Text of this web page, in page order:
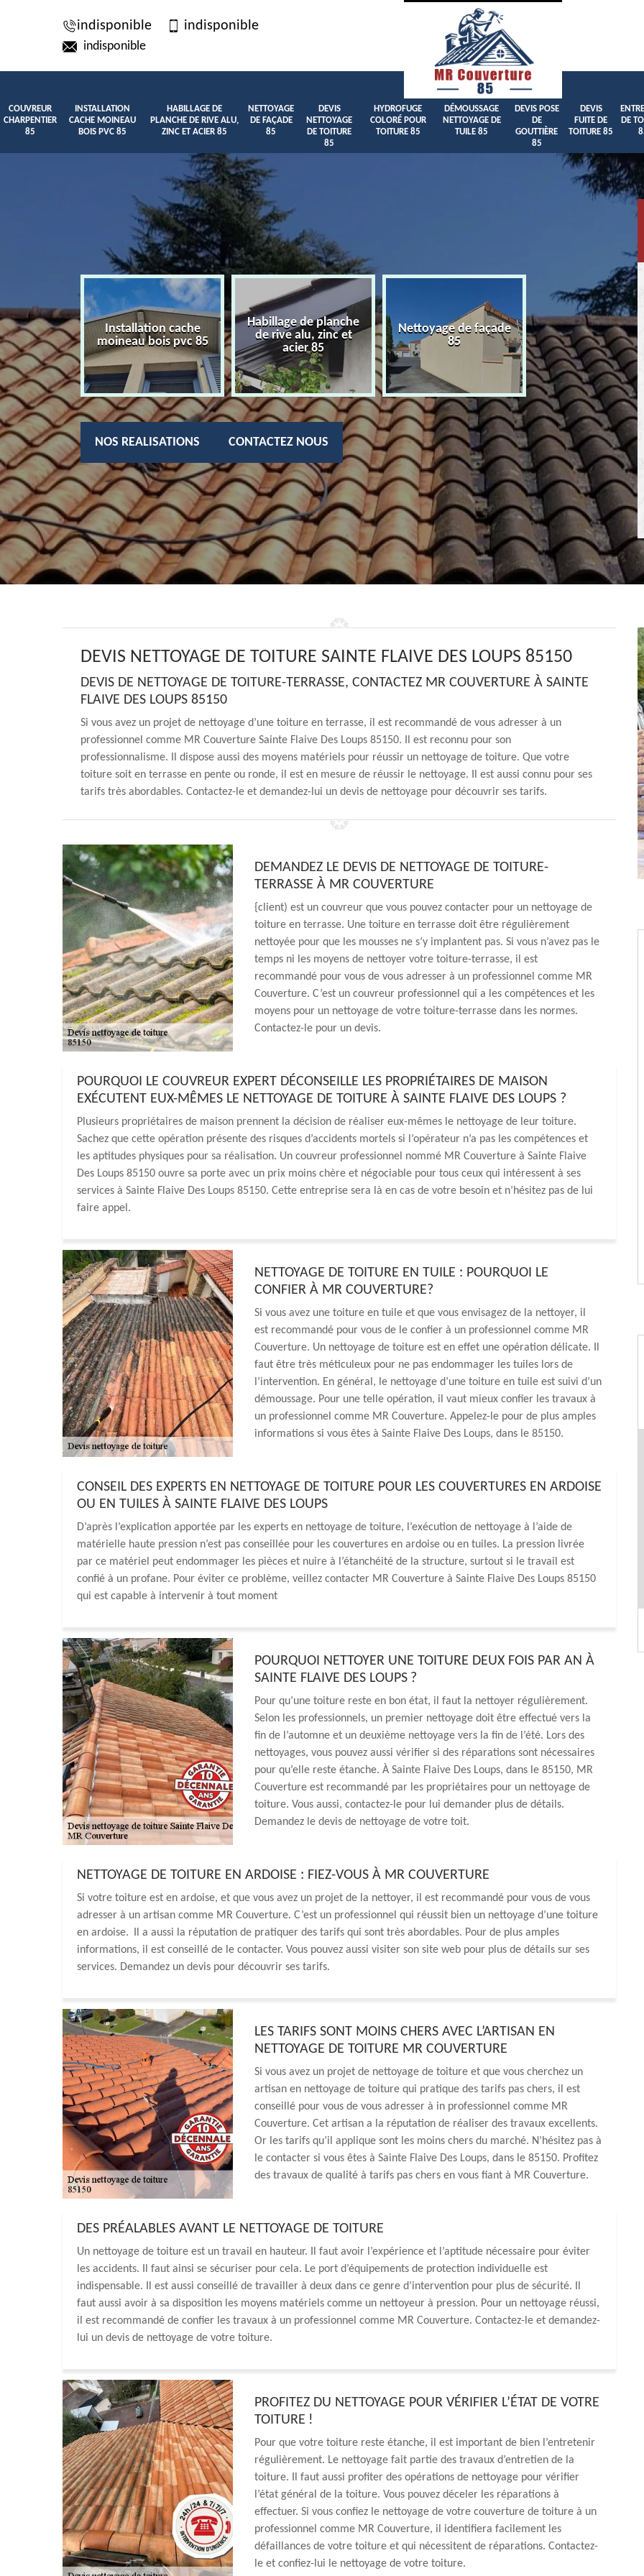
indisponible indisponible
indisponible
COUVREUR
CHARPENTIER
85
INSTALLATION
CACHE MOINEAU
BOIS PVC 85
HABILLAGE DE
PLANCHE DE RIVE ALU,
ZINC ET ACIER 85
NETTOYAGE
DE FAÇADE
85
DEVIS
NETTOYAGE
DE TOITURE
85
HYDROFUGE
COLORÉ POUR
TOITURE 85
DÉMOUSSAGE
NETTOYAGE DE
TUILE 85
DEVIS POSE
DE
GOUTTIÈRE
85
DEVIS
FUITE DE
TOITURE 85
DE
Installation cache
moineau bois pvc 85
Habillage de planche
de rive alu, zinc et
acier 85
Nettoyage de façade
85
Devis nettoyage
toiture 85
NOS REALISATIONS CONTACTEZ NOUS
DEVIS NETTOYAGE DE TOITURE SAINTE FLAIVE DES LOUPS 85150
DEVIS DE NETTOYAGE DE TOITURE-TERRASSE, CONTACTEZ MR COUVERTURE À SAINTE
FLAIVE DES LOUPS 85150
Si vous avez un projet de nettoyage d’une toiture en terrasse, il est recommandé de vous adresser à un
professionnel comme MR Couverture Sainte Flaive Des Loups 85150. Il est reconnu pour son
professionnalisme. Il dispose aussi des moyens matériels pour réussir un nettoyage de toiture. Que votre
toiture soit en terrasse en pente ou ronde, il est en mesure de réussir le nettoyage. Il est aussi connu pour ses
tarifs très abordables. Contactez-le et demandez-lui un devis de nettoyage pour découvrir ses tarifs.
DEMANDEZ LE DEVIS DE NETTOYAGE DE TOITURE-
TERRASSE À MR COUVERTURE
{client) est un couvreur que vous pouvez contacter pour un nettoyage de
toiture en terrasse. Une toiture en terrasse doit être régulièrement
nettoyée pour que les mousses ne s’y implantent pas. Si vous n’avez pas le
temps ni les moyens de nettoyer votre toiture-terrasse, il est
recommandé pour vous de vous adresser à un professionnel comme MR
Couverture. C’est un couvreur professionnel qui a les compétences et les
moyens pour un nettoyage de votre toiture-terrasse dans les normes.
Contactez-le pour un devis.
POURQUOI LE COUVREUR EXPERT DÉCONSEILLE LES PROPRIÉTAIRES DE MAISON
EXÉCUTENT EUX-MÊMES LE NETTOYAGE DE TOITURE À SAINTE FLAIVE DES LOUPS ?
Plusieurs propriétaires de maison prennent la décision de réaliser eux-mêmes le nettoyage de leur toiture.
Sachez que cette opération présente des risques d’accidents mortels si l’opérateur n’a pas les compétences et
les aptitudes physiques pour sa réalisation. Un couvreur professionnel nommé MR Couverture à Sainte Flaive
Des Loups 85150 ouvre sa porte avec un prix moins chère et négociable pour tous ceux qui intéressent à ses
services à Sainte Flaive Des Loups 85150. Cette entreprise sera là en cas de votre besoin et n’hésitez pas de lui
faire appel.
NETTOYAGE DE TOITURE EN TUILE : POURQUOI LE
CONFIER À MR COUVERTURE?
Si vous avez une toiture en tuile et que vous envisagez de la nettoyer, il
est recommandé pour vous de le confier à un professionnel comme MR
Couverture. Un nettoyage de toiture est en effet une opération délicate. Il
faut être très méticuleux pour ne pas endommager les tuiles lors de
l’intervention. En général, le nettoyage d’une toiture en tuile est suivi d’un
démoussage. Pour une telle opération, il vaut mieux confier les travaux à
un professionnel comme MR Couverture. Appelez-le pour de plus amples
informations si vous êtes à Sainte Flaive Des Loups, dans le 85150.
CONSEIL DES EXPERTS EN NETTOYAGE DE TOITURE POUR LES COUVERTURES EN ARDOISE
OU EN TUILES À SAINTE FLAIVE DES LOUPS
D’après l’explication apportée par les experts en nettoyage de toiture, l’exécution de nettoyage à l’aide de
matérielle haute pression n’est pas conseillée pour les couvertures en ardoise ou en tuiles. La pression livrée
par ce matériel peut endommager les pièces et nuire à l’étanchéité de la structure, surtout si le travail est
confié à un profane. Pour éviter ce problème, veillez contacter MR Couverture à Sainte Flaive Des Loups 85150
qui est capable à intervenir à tout moment
POURQUOI NETTOYER UNE TOITURE DEUX FOIS PAR AN À
SAINTE FLAIVE DES LOUPS ?
Pour qu’une toiture reste en bon état, il faut la nettoyer régulièrement.
Selon les professionnels, un premier nettoyage doit être effectué vers la
fin de l’automne et un deuxième nettoyage vers la fin de l’été. Lors des
nettoyages, vous pouvez aussi vérifier si des réparations sont nécessaires
pour qu’elle reste étanche. À Sainte Flaive Des Loups, dans le 85150, MR
Couverture est recommandé par les propriétaires pour un nettoyage de
toiture. Vous aussi, contactez-le pour lui demander plus de détails.
Demandez le devis de nettoyage de votre toit.
NETTOYAGE DE TOITURE EN ARDOISE : FIEZ-VOUS À MR COUVERTURE
Si votre toiture est en ardoise, et que vous avez un projet de la nettoyer, il est recommandé pour vous de vous
adresser à un artisan comme MR Couverture. C’est un professionnel qui réussit bien un nettoyage d’une toiture
en ardoise. Il a aussi la réputation de pratiquer des tarifs qui sont très abordables. Pour de plus amples
informations, il est conseillé de le contacter. Vous pouvez aussi visiter son site web pour plus de détails sur ses
services. Demandez un devis pour découvrir ses tarifs.
LES TARIFS SONT MOINS CHERS AVEC L’ARTISAN EN
NETTOYAGE DE TOITURE MR COUVERTURE
Si vous avez un projet de nettoyage de toiture et que vous cherchez un
artisan en nettoyage de toiture qui pratique des tarifs pas chers, il est
conseillé pour vous de vous adresser à in professionnel comme MR
Couverture. Cet artisan a la réputation de réaliser des travaux excellents.
Or les tarifs qu’il applique sont les moins chers du marché. N’hésitez pas à
le contacter si vous êtes à Sainte Flaive Des Loups, dans le 85150. Profitez
des travaux de qualité à tarifs pas chers en vous fiant à MR Couverture.
DES PRÉALABLES AVANT LE NETTOYAGE DE TOITURE
Un nettoyage de toiture est un travail en hauteur. Il faut avoir l’expérience et l’aptitude nécessaire pour éviter
les accidents. Il faut ainsi se sécuriser pour cela. Le port d’équipements de protection individuelle est
indispensable. Il est aussi conseillé de travailler à deux dans ce genre d’intervention pour plus de sécurité. Il
faut aussi avoir à sa disposition les moyens matériels comme un nettoyeur à pression. Pour un nettoyage réussi,
il est recommandé de confier les travaux à un professionnel comme MR Couverture. Contactez-le et demandez-
lui un devis de nettoyage de votre toiture.
PROFITEZ DU NETTOYAGE POUR VÉRIFIER L’ÉTAT DE VOTRE
TOITURE !
Pour que votre toiture reste étanche, il est important de bien l’entretenir
régulièrement. Le nettoyage fait partie des travaux d’entretien de la
toiture. Il faut aussi profiter des opérations de nettoyage pour vérifier
l’état général de la toiture. Vous pouvez déceler les réparations à
effectuer. Si vous confiez le nettoyage de votre couverture de toiture à un
professionnel comme MR Couverture, il identifiera facilement les
défaillances de votre toiture et qui nécessitent de réparations. Contactez-
le et confiez-lui le nettoyage de votre toiture.